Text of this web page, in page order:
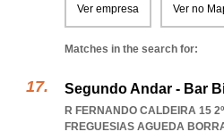
Ver empresa Ver no
Matches in the search for:
Segundo Andar - Bar
R FERNANDO CALDEIRA 15
FREGUESIAS AGUEDA